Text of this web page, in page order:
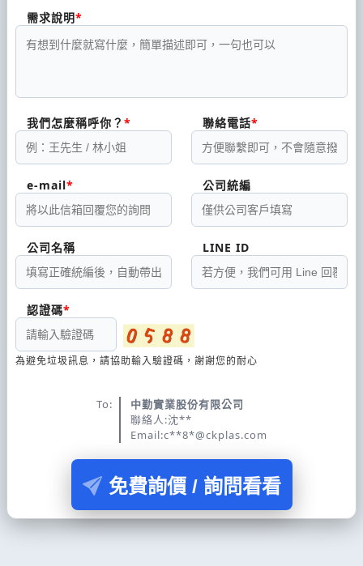
需求說明
我們怎麼稱呼你？ 聯絡電話
e-mail 公司統編
公司名稱 LINE ID
認證碼
為避免垃圾訊息，請協助輸入驗證碼，謝謝您的耐心
To:
中勤實業股份有限公司
聯絡人:沈**
Email:c**8*@ckplas.com
免費詢價 / 詢問看看